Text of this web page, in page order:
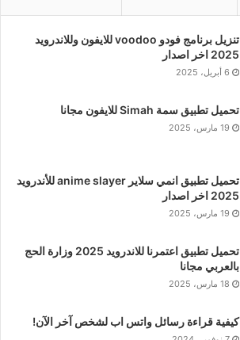
تنزيل برنامج فودو voodoo للايفون وللاندرويد
2025 اخر اصدار
6 أبريل، 2025
تحميل تطبيق سمة Simah للايفون مجانا
19 مارس، 2025
تحميل تطبيق انمي سلاير anime slayer للأندرويد
2025 اخر اصدار
19 مارس، 2025
تحميل تطبيق اعتمرنا للاندرويد 2025 وزارة الحج
بالعربي مجانا
18 مارس، 2025
كيفية قراءة رسائل واتس اب لشخص آخر الآن!